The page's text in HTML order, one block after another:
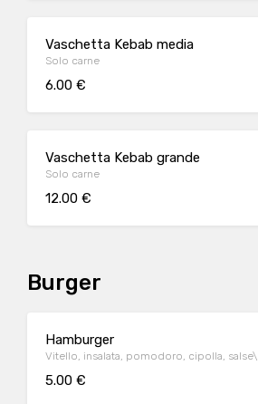
Vaschetta Kebab media
Solo carne
6.00 €
Vaschetta Kebab grande
Solo carne
12.00 €
Burger
Hamburger
Vitello, insalata, pomodoro, cipolla, salse\
5.00 €